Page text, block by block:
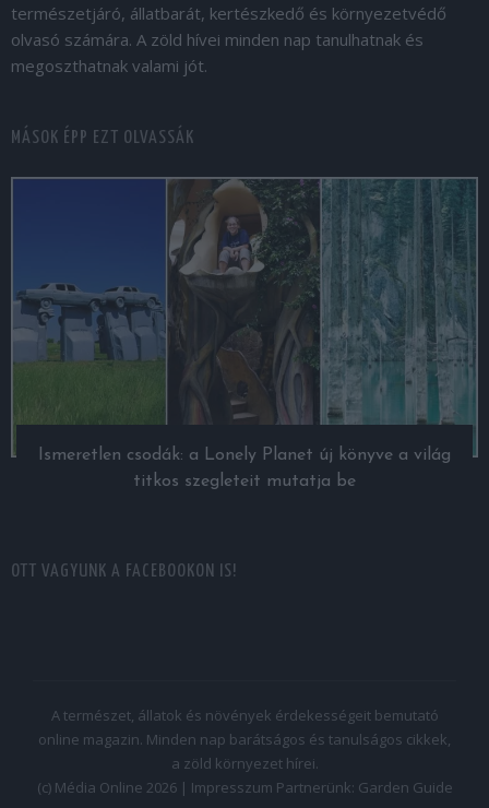
természetjáró, állatbarát, kertészkedő és környezetvédő
olvasó számára. A zöld hívei minden nap tanulhatnak és
megoszthatnak valami jót.
MÁSOK ÉPP EZT OLVASSÁK
Ismeretlen csodák: a Lonely Planet új könyve a világ
titkos szegleteit mutatja be
OTT VAGYUNK A FACEBOOKON IS!
A természet, állatok és növények érdekességeit bemutató
online magazin. Minden nap barátságos és tanulságos cikkek,
a zöld környezet hírei.
(c) Média Online 2026 | Impresszum Partnerünk: Garden Guide